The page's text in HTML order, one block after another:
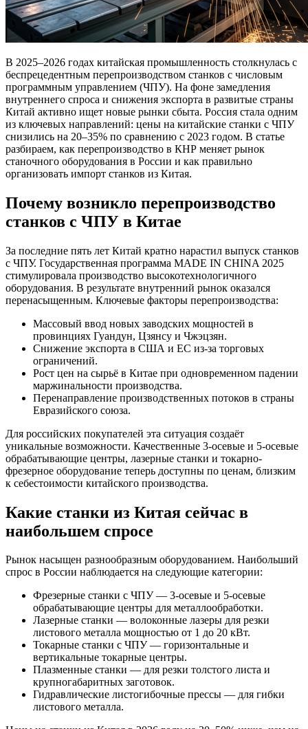
В 2025–2026 годах китайская промышленность столкнулась с
беспрецедентным перепроизводством станков с числовым
программным управлением (ЧПУ). На фоне замедления
внутреннего спроса и снижения экспорта в развитые страны
Китай активно ищет новые рынки сбыта. Россия стала одним
из ключевых направлений: цены на китайские станки с ЧПУ
снизились на 20–35% по сравнению с 2023 годом. В статье
разбираем, как перепроизводство в КНР меняет рынок
станочного оборудования в России и как правильно
организовать импорт станков из Китая.
Почему возникло перепроизводство
станков с ЧПУ в Китае
За последние пять лет Китай кратно нарастил выпуск станков
с ЧПУ. Государственная программа MADE IN CHINA 2025
стимулировала производство высокотехнологичного
оборудования. В результате внутренний рынок оказался
перенасыщенным. Ключевые факторы перепроизводства:
Массовый ввод новых заводских мощностей в
провинциях Гуандун, Цзянсу и Чжэцзян.
Снижение экспорта в США и ЕС из-за торговых
ограничений.
Рост цен на сырьё в Китае при одновременном падении
маржинальности производства.
Перенаправление производственных потоков в страны
Евразийского союза.
Для российских покупателей эта ситуация создаёт
уникальные возможности. Качественные 3-осевые и 5-осевые
обрабатывающие центры, лазерные станки и токарно-
фрезерное оборудование теперь доступны по ценам, близким
к себестоимости китайского производства.
Какие станки из Китая сейчас в
наибольшем спросе
Рынок насыщен разнообразным оборудованием. Наибольший
спрос в России наблюдается на следующие категории:
Фрезерные станки с ЧПУ — 3-осевые и 5-осевые
обрабатывающие центры для металлообработки.
Лазерные станки — волоконные лазеры для резки
листового металла мощностью от 1 до 20 кВт.
Токарные станки с ЧПУ — горизонтальные и
вертикальные токарные центры.
Плазменные станки — для резки толстого листа и
крупногабаритных заготовок.
Гидравлические листогибочные прессы — для гибки
листового металла.